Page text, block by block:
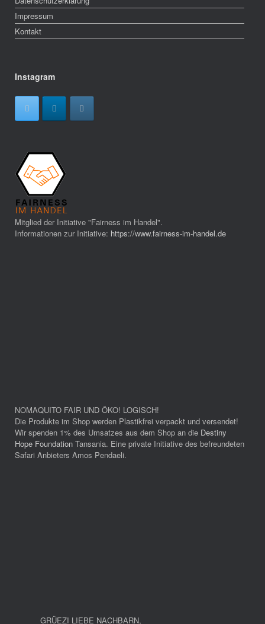
Impressum
Kontakt
Instagram
Mitglied der Initiative "Fairness im Handel".
Informationen zur Initiative: https://www.fairness-im-handel.de
NOMAQUITO FAIR UND ÖKO! LOGISCH!
Die Produkte im Shop werden Plastikfrei verpackt und versendet!
Wir spenden 1% des Umsatzes aus dem Shop an die Destiny
Hope Foundation Tansania. Eine private Initiative des befreundeten
Safari Anbieters Amos Pendaeli.
GRÜEZI LIEBE NACHBARN,